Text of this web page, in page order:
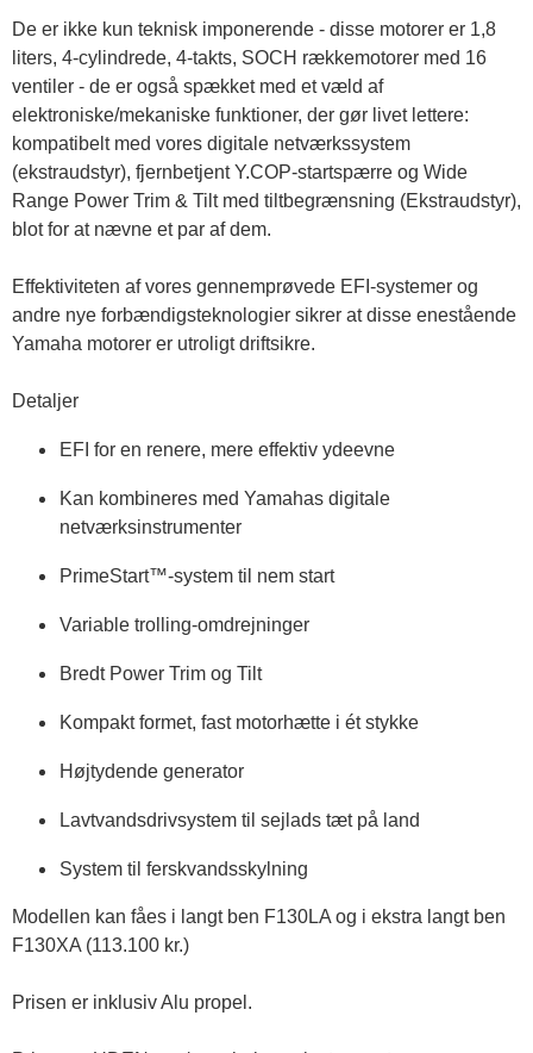
De er ikke kun teknisk imponerende - disse motorer er 1,8
liters, 4-cylindrede, 4-takts, SOCH rækkemotorer med 16
ventiler - de er også spækket med et væld af
elektroniske/mekaniske funktioner, der gør livet lettere:
kompatibelt med vores digitale netværkssystem
(ekstraudstyr), fjernbetjent Y.COP-startspærre og Wide
Range Power Trim & Tilt med tiltbegrænsning (Ekstraudstyr),
blot for at nævne et par af dem.
Effektiviteten af vores gennemprøvede EFI-systemer og
andre nye forbændigsteknologier sikrer at disse enestående
Yamaha motorer er utroligt driftsikre.
Detaljer
EFI for en renere, mere effektiv ydeevne
Kan kombineres med Yamahas digitale
netværksinstrumenter
PrimeStart™-system til nem start
Variable trolling-omdrejninger
Bredt Power Trim og Tilt
Kompakt formet, fast motorhætte i ét stykke
Højtydende generator
Lavtvandsdrivsystem til sejlads tæt på land
System til ferskvandsskylning
Modellen kan fåes i langt ben F130LA og i ekstra langt ben
F130XA (113.100 kr.)
Prisen er inklusiv Alu propel.